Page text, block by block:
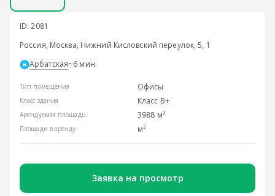
ID: 2081
Россия, Москва, Нижний Кисловский переулок, 5, 1
Арбатская~6 мин
Тип помещения Офисы
Класс здания Класс B+
Арендуемая площадь 3988 м²
Площади в аренду м²
Заявка на просмотр